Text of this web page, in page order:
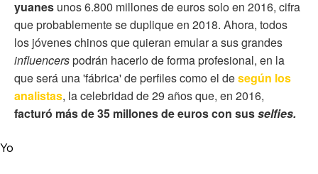
yuanes unos 6.800 millones de euros solo en 2016, cifra
que probablemente se duplique en 2018. Ahora, todos
los jóvenes chinos que quieran emular a sus grandes
influencerspodrán hacerlo de forma profesional, en la
que será una 'fábrica' de perfiles como el desegún los
analistas, la celebridad de 29 años que, en 2016,
facturó más de 35 millones de euros con susselfies.
Yo